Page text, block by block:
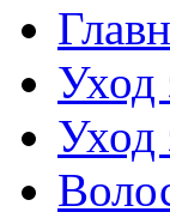
Уход
Уход